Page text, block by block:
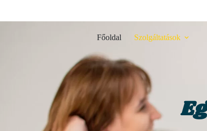
Főoldal Szolgáltatások